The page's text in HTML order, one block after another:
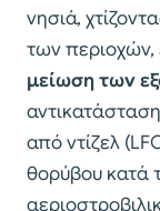
νησιά,
των
μείωση των
από ντίζελ
θορύβου κατά